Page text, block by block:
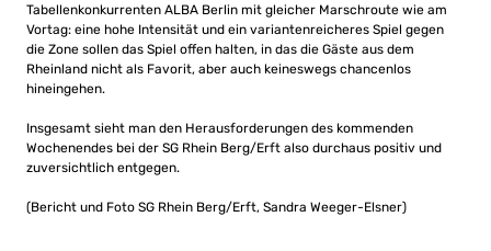
Tabellenkonkurrenten ALBA Berlin mit gleicher Marschroute wie am
Vortag: eine hohe Intensität und ein variantenreicheres Spiel gegen
die Zone sollen das Spiel offen halten, in das die Gäste aus dem
Rheinland nicht als Favorit, aber auch keineswegs chancenlos
hineingehen.
Insgesamt sieht man den Herausforderungen des kommenden
Wochenendes bei der SG Rhein Berg/Erft also durchaus positiv und
zuversichtlich entgegen.
(Bericht und Foto SG Rhein Berg/Erft, Sandra Weeger-Elsner)